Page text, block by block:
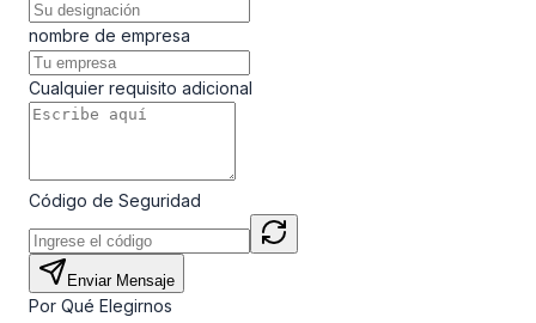
nombre de empresa
Cualquier requisito adicional
Código de Seguridad
Enviar Mensaje
Por Qué Elegirnos